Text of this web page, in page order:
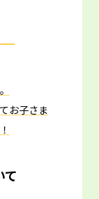
お子さま
て